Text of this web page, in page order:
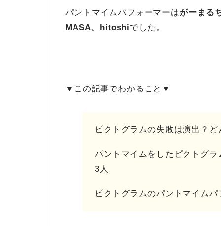
パントマイムパフォーマーはがーまる
MASA、hitoshiでした。
▼この記事でわかること▼
ピクトグラムの失敗は演出？ど
パントマイムをしたピクトグ
3人
ピクトグラムのパントマイム